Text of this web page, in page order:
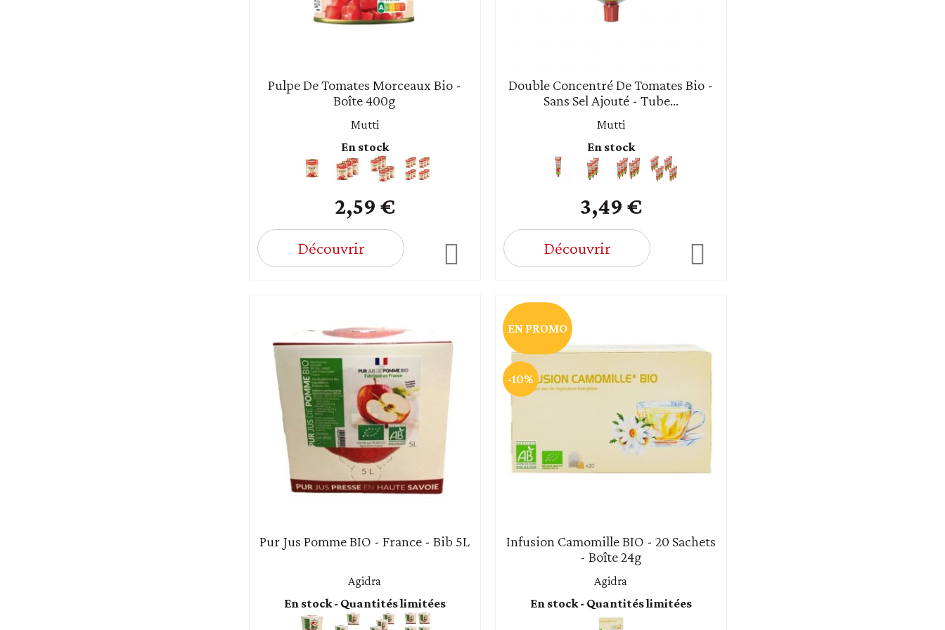
Pulpe De Tomates Morceaux Bio -
Boîte 400g
Mutti
En stock
2,59 €
Découvrir
Double Concentré De Tomates Bio -
Sans Sel Ajouté - Tube...
Mutti
En stock
3,49 €
Découvrir
Pur Jus Pomme BIO - France - Bib 5L
Agidra
En stock - Quantités limitées
Infusion Camomille BIO - 20 Sachets
- Boîte 24g
Agidra
En stock - Quantités limitées
EN PROMO
-10%